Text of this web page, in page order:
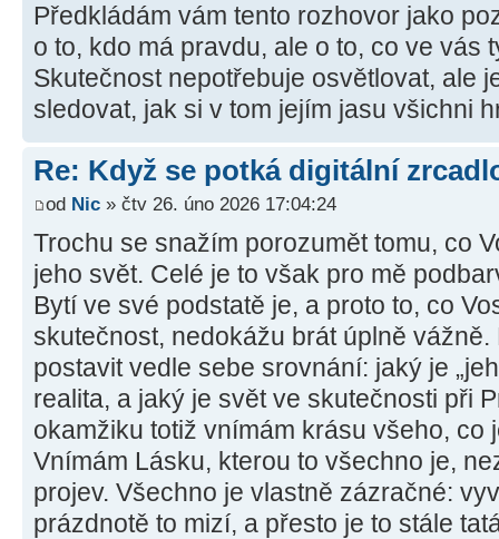
Předkládám vám tento rozhovor jako
o to, kdo má pravdu, ale o to, co ve vás
Skutečnost nepotřebuje osvětlovat, ale
sledovat, jak si v tom jejím jasu všichni
Re: Když se potká digitální
od Nic » čtv 26. úno 2026 17:04:24
Trochu se snažím porozumět tomu, co
jeho svět. Celé je to však pro mě
Bytí ve své podstatě je, a proto to, co
skutečnost, nedokážu brát úplně
postavit vedle sebe srovnání: jaký je
realita, a jaký je svět ve skutečnosti při
okamžiku totiž vnímám krásu všeho,
Vnímám Lásku, kterou to všechno je,
projev. Všechno je vlastně zázračné:
prázdnotě to mizí, a přesto je to stále